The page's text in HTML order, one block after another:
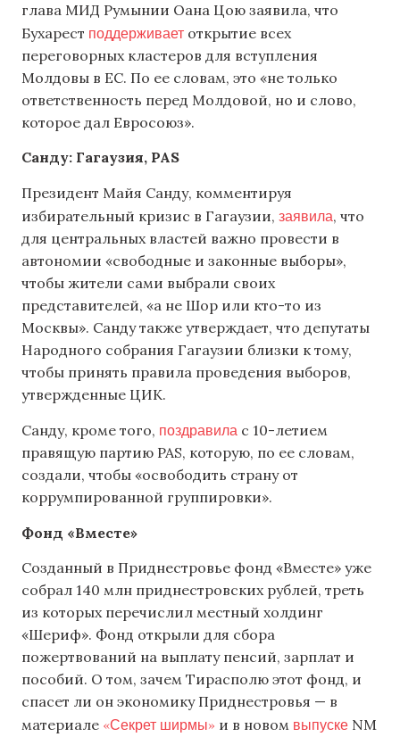
глава МИД Румынии Оана Цою заявила, что
Бухарест поддерживает открытие всех
переговорных кластеров для вступления
Молдовы в ЕС. По ее словам, это «не только
ответственность перед Молдовой, но и слово,
которое дал Евросоюз».
Санду: Гагаузия, PAS
Президент Майя Санду, комментируя
избирательный кризис в Гагаузии, заявила, что
для центральных властей важно провести в
автономии «свободные и законные выборы»,
чтобы жители сами выбрали своих
представителей, «а не Шор или кто-то из
Москвы». Санду также утверждает, что депутаты
Народного собрания Гагаузии близки к тому,
чтобы принять правила проведения выборов,
утвержденные ЦИК.
Санду, кроме того, поздравила с 10-летием
правящую партию PAS, которую, по ее словам,
создали, чтобы «освободить страну от
коррумпированной группировки».
Фонд «Вместе»
Созданный в Приднестровье фонд «Вместе» уже
собрал 140 млн приднестровских рублей, треть
из которых перечислил местный холдинг
«Шериф». Фонд открыли для сбора
пожертвований на выплату пенсий, зарплат и
пособий. О том, зачем Тирасполю этот фонд, и
спасет ли он экономику Приднестровья — в
материале «Секрет ширмы» и в новом выпуске NM